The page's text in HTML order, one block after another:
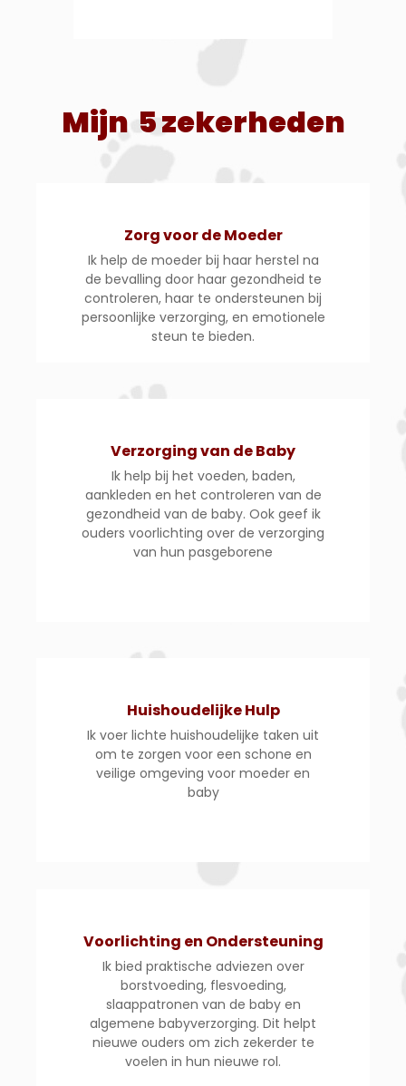
Mijn 5 zekerheden
Zorg voor de Moeder
Ik help de moeder bij haar herstel na
de bevalling door haar gezondheid te
controleren, haar te ondersteunen bij
persoonlijke verzorging, en emotionele
steun te bieden.
Verzorging van de Baby
Ik help bij het voeden, baden,
aankleden en het controleren van de
gezondheid van de baby. Ook geef ik
ouders voorlichting over de verzorging
van hun pasgeborene
Huishoudelijke Hulp
Ik voer lichte huishoudelijke taken uit
om te zorgen voor een schone en
veilige omgeving voor moeder en
baby
Voorlichting en Ondersteuning
Ik bied praktische adviezen over
borstvoeding, flesvoeding,
slaappatronen van de baby en
algemene babyverzorging. Dit helpt
nieuwe ouders om zich zekerder te
voelen in hun nieuwe rol.